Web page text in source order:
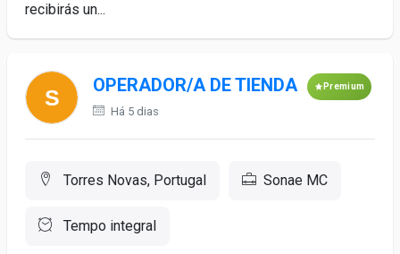
recibirás un...
OPERADOR/A DE TIENDA Premium
Há 5 dias
Torres Novas, Portugal Sonae MC
Tempo integral